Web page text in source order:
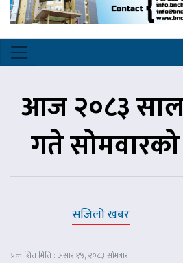
आज २०८३
गते
सजिलो खबर
प्रकाशित मिति : असार १५, २०८३ सोमबार